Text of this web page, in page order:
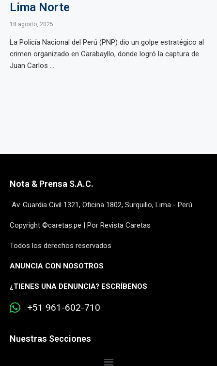
Lima Norte
18 agosto, 2025
La Policía Nacional del Perú (PNP) dio un golpe estratégico al
crimen organizado en Carabayllo, donde logró la captura de
Juan Carlos ...
Nota & Prensa S.A.C.
Av. Guardia Civil 1321, Oficina 1802, Surquillo, Lima - Perú
Copyright ©caretas.pe | Por Revista Caretas
Todos los derechos reservados
ANUNCIA CON NOSOTROS
¿TIENES UNA DENUNCIA? ESCRÍBENOS
+51 961-602-710
Nuestras Secciones